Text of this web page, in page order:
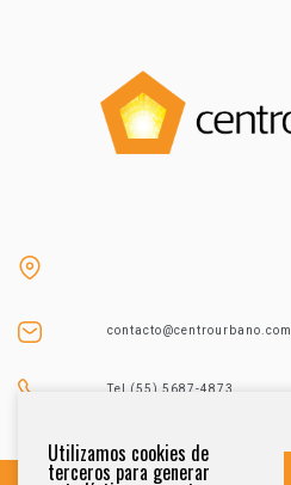
contacto@centrourbano.com
Tel (55) 5687-4873
Utilizamos cookies de
terceros para generar